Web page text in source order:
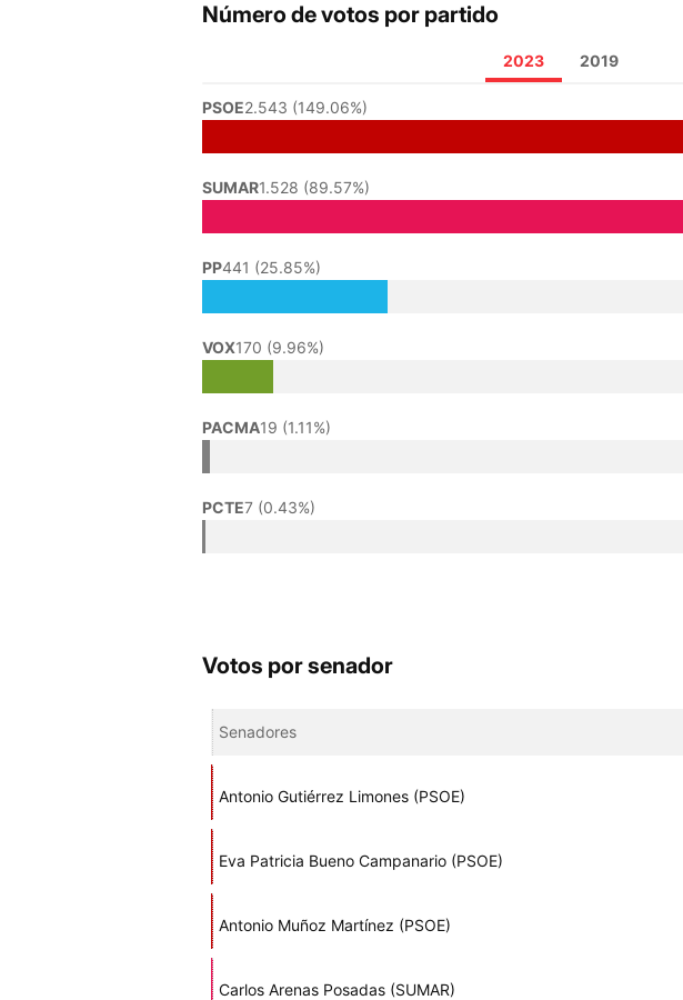
Número de votos por partido
2023 2019
PSOE2.543 (149.06%)
SUMAR1.528 (89.57%)
PP441 (25.85%)
VOX170 (9.96%)
PACMA19 (1.11%)
PCTE7 (0.43%)
Votos por senador
Senadores
Antonio Gutiérrez Limones (PSOE)
Eva Patricia Bueno Campanario (PSOE)
Antonio Muñoz Martínez (PSOE)
Carlos Arenas Posadas (SUMAR)